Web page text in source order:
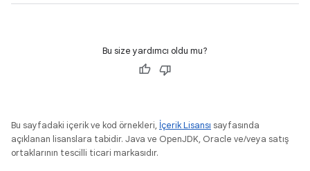
Bu size yardımcı oldu mu?
Bu sayfadaki içerik ve kod örnekleri, İçerik Lisansı sayfasında
açıklanan lisanslara tabidir. Java ve OpenJDK, Oracle ve/veya satış
ortaklarının tescilli ticari markasıdır.